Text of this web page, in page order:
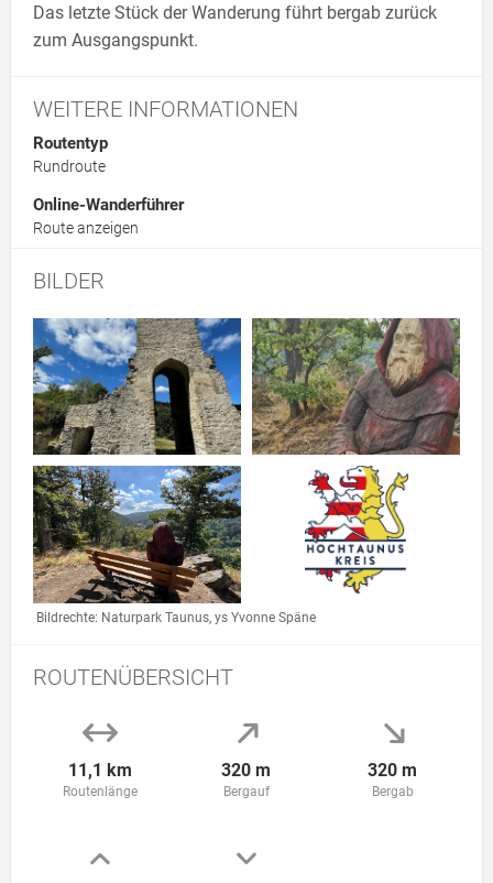
Das letzte Stück der Wanderung führt bergab zurück
zum Ausgangspunkt.
WEITERE INFORMATIONEN
Routentyp
Rundroute
Online-Wanderführer
Route anzeigen
BILDER
Link zur Großansicht des Bildes: Kirchenruine Landstein
Link zur Großansicht des
Link zur Großansicht des Bildes: Roter Mönch Ausblick
Link zur Großansicht eines
Bildrechte: Naturpark Taunus, ys Yvonne Späne
ROUTENÜBERSICHT
11,1 km
Routenlänge
320 m
Bergauf
320 m
Bergab